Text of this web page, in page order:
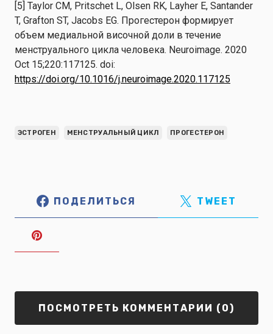
[5] Taylor CM, Pritschet L, Olsen RK, Layher E, Santander
T, Grafton ST, Jacobs EG. Прогестерон формирует
объем медиальной височной доли в течение
менструального цикла человека. Neuroimage. 2020
Oct 15;220:117125. doi:
https://doi.org/10.1016/j.neuroimage.2020.117125
ЭСТРОГЕН МЕНСТРУАЛЬНЫЙ ЦИКЛ ПРОГЕСТЕРОН
ПОДЕЛИТЬСЯ TWEET
ПОСМОТРЕТЬ КОММЕНТАРИИ (0)